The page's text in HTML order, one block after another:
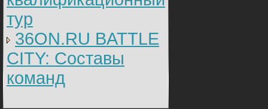
тур
36ON.RU BATTLE
CITY: Составы
команд